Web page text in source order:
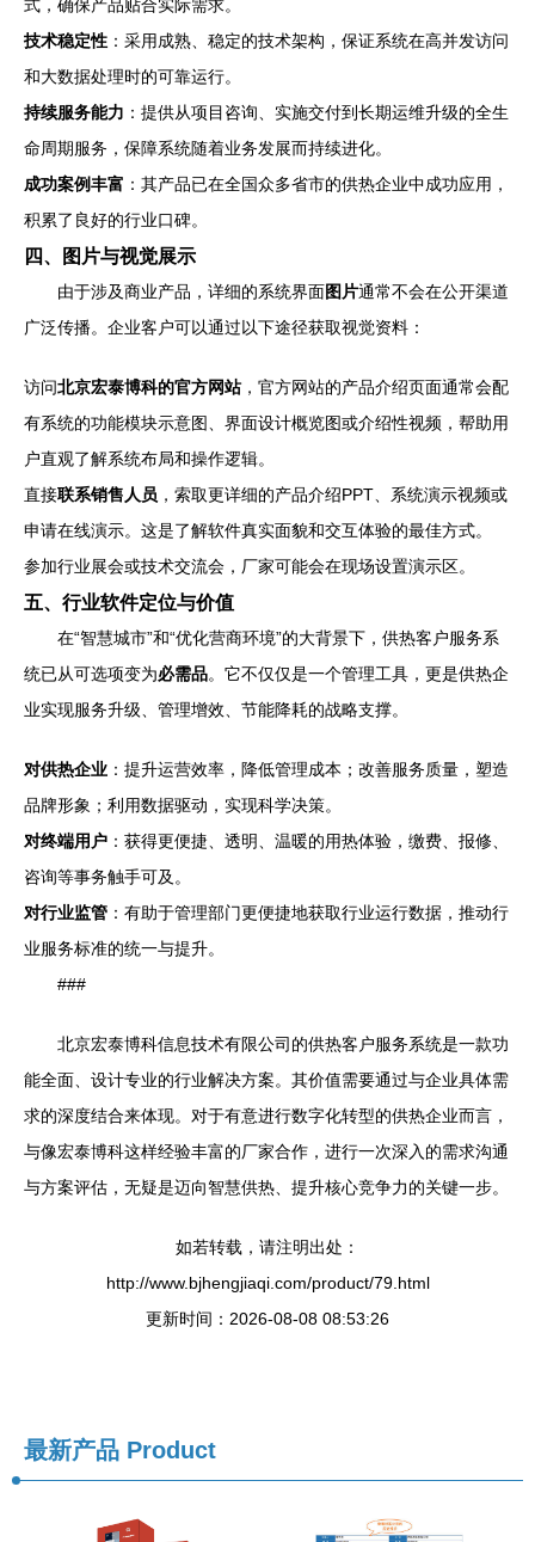
式，确保产品贴合实际需求。
技术稳定性 ：采用成熟、稳定的技术架构，保证系统在高并发访问
和大数据处理时的可靠运行。
持续服务能力 ：提供从项目咨询、实施交付到长期运维升级的全生
命周期服务，保障系统随着业务发展而持续进化。
成功案例丰富 ：其产品已在全国众多省市的供热企业中成功应用，
积累了良好的行业口碑。
四、图片与视觉展示
由于涉及商业产品，详细的系统界面图片通常不会在公开渠道
广泛传播。企业客户可以通过以下途径获取视觉资料：
访问北京宏泰博科的官方网站，官方网站的产品介绍页面通常会配
有系统的功能模块示意图、界面设计概览图或介绍性视频，帮助用
户直观了解系统布局和操作逻辑。
直接联系销售人员 ，索取更详细的产品介绍PPT、系统演示视频或
申请在线演示。这是了解软件真实面貌和交互体验的最佳方式。
参加行业展会或技术交流会，厂家可能会在现场设置演示区。
五、行业软件定位与价值
在“智慧城市”和“优化营商环境”的大背景下，供热客户服务系
统已从可选项变为必需品。它不仅仅是一个管理工具，更是供热企
业实现服务升级、管理增效、节能降耗的战略支撑。
对供热企业 ：提升运营效率，降低管理成本；改善服务质量，塑造
品牌形象；利用数据驱动，实现科学决策。
对终端用户 ：获得更便捷、透明、温暖的用热体验，缴费、报修、
咨询等事务触手可及。
对行业监管 ：有助于管理部门更便捷地获取行业运行数据，推动行
业服务标准的统一与提升。
###
北京宏泰博科信息技术有限公司的供热客户服务系统是一款功
能全面、设计专业的行业解决方案。其价值需要通过与企业具体需
求的深度结合来体现。对于有意进行数字化转型的供热企业而言，
与像宏泰博科这样经验丰富的厂家合作，进行一次深入的需求沟通
与方案评估，无疑是迈向智慧供热、提升核心竞争力的关键一步。
如若转载，请注明出处：
http://www.bjhengjiaqi.com/product/79.html
更新时间：2026-08-08 08:53:26
最新产品 Product